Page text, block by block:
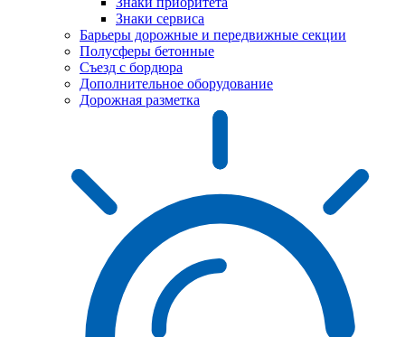
Знаки сервиса
Барьеры дорожные и передвижные секции
Полусферы бетонные
Съезд с бордюра
Дополнительное оборудование
Дорожная разметка